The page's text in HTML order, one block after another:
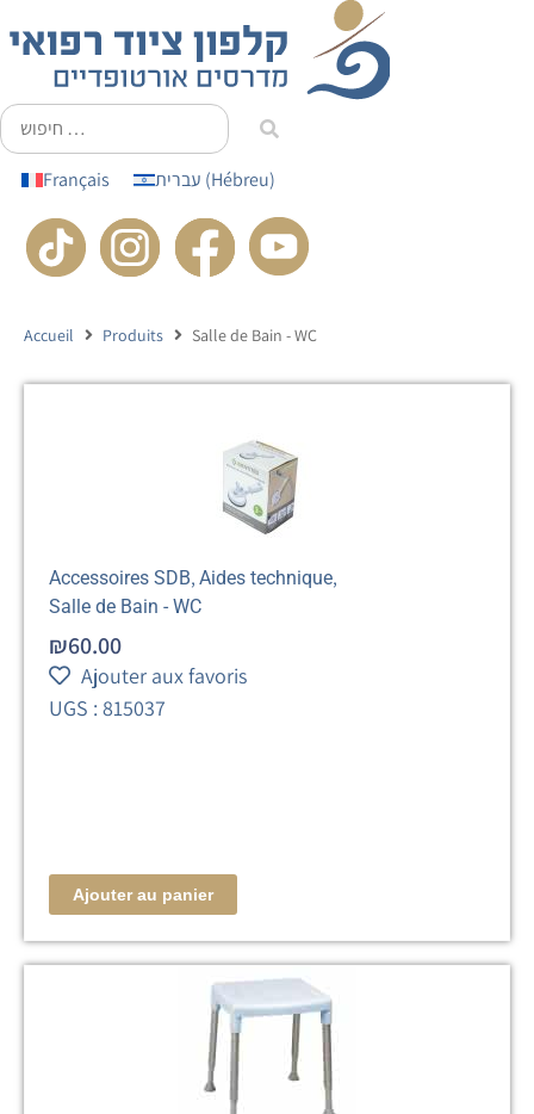
principal
Français עברית (Hébreu)
Accueil Produits Salle de Bain - WC
Accessoires SDB,Aides technique,
Salle de Bain - WC
₪60.00
Ajouter aux favoris
UGS : 815037
Ajouter au panier